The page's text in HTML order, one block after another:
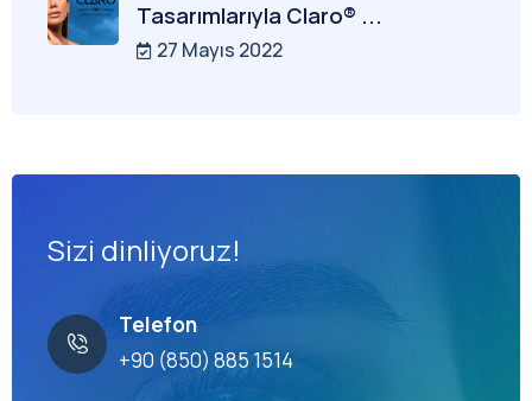
Tasarımlarıyla Claro® ...
27 Mayıs 2022
Sizi dinliyoruz!
Telefon
+90 (850) 885 1514